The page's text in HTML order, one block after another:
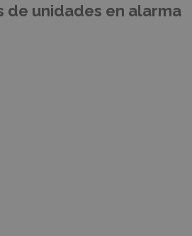
de unidades en alarma